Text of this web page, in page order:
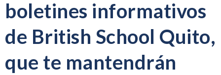
boletines informativos
de British School Quito,
que te mantendrán